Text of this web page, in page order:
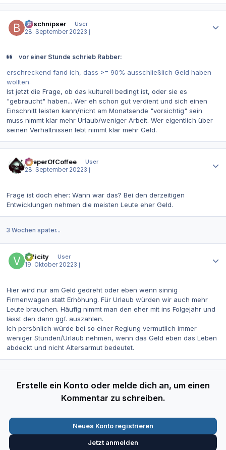
Bitschnipser
User
28. September 20223 j
vor einer Stunde schrieb Rabber:
erschreckend fand ich, dass >= 90% ausschließlich Geld haben
wollten.
Ist jetzt die Frage, ob das kulturell bedingt ist, oder sie es
"gebraucht" haben... Wer eh schon gut verdient und sich einen
Einschnitt leisten kann/nicht am Monatsende "vorsichtig" sein
muss nimmt klar mehr Urlaub/weniger Arbeit. Wer eigentlich über
seinen Verhältnissen lebt nimmt klar mehr Geld.
KeeperOfCoffee
User
28. September 20223 j
Frage ist doch eher: Wann war das? Bei den derzeitigen
Entwicklungen nehmen die meisten Leute eher Geld.
3 Wochen später...
Velicity
User
19. Oktober 20223 j
Hier wird nur am Geld gedreht oder eben wenn sinnig
Firmenwagen statt Erhöhung. Für Urlaub würden wir auch mehr
Leute brauchen. Häufig nimmt man den eher mit ins Folgejahr und
lässt den dann ggf. auszahlen.
Ich persönlich würde bei so einer Reglung vermutlich immer
weniger Stunden/Urlaub nehmen, wenn das Geld eben das Leben
abdeckt und nicht Altersarmut bedeutet.
Erstelle ein Konto oder melde dich an, um einen
Kommentar zu schreiben.
Neues Konto registrieren
Jetzt anmelden